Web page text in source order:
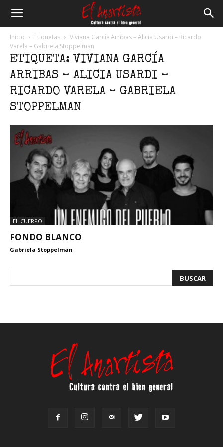
Anartista
Inicio Etiquetas
Viviana García Arribas – Alicia Usardi – Ricardo
Varela – Gabriela Stoppelman
ETIQUETA: VIVIANA GARCÍA
ARRIBAS – ALICIA USARDI –
RICARDO VARELA – GABRIELA
STOPPELMAN
EL CUERPO
FONDO BLANCO
Gabriela Stoppelman